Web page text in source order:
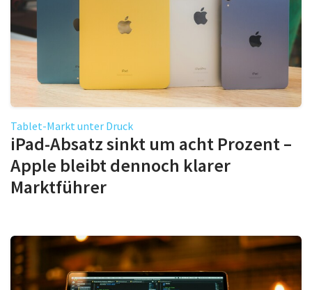
Tablet-Markt unter Druck
iPad-Absatz sinkt um acht Prozent –
Apple bleibt dennoch klarer
Marktführer